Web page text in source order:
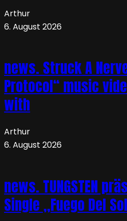
Arthur
6. August 2026
news. Struck A
Protocol“ music
with
Arthur
6. August 2026
news. TUNGSTEN
Single „Fuego Del Sol